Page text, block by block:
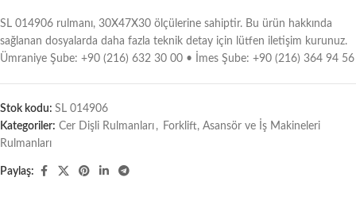
SL 014906 rulmanı, 30X47X30 ölçülerine sahiptir. Bu ürün hakkında
sağlanan dosyalarda daha fazla teknik detay için lütfen iletişim kurunuz.
Ümraniye Şube: +90 (216) 632 30 00 • İmes Şube: +90 (216) 364 94 56
Stok kodu: SL 014906
Kategoriler: Cer Dişli Rulmanları , Forklift, Asansör ve İş Makineleri
Rulmanları
Paylaş: